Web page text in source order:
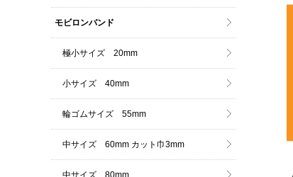
モビロンバンド
極小サイズ 20mm
小サイズ 40mm
輪ゴムサイズ 55mm
中サイズ 60mm カット巾3mm
中サイズ 80mm